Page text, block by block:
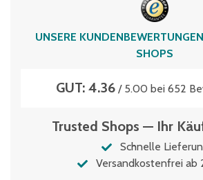
SLD86421K
145 Liter
auf Anfrage
UNSERE
SHOPS
GUT: 4.36/ 5.00 bei 652
Trusted Shops — Ihr
Schnelle
Versandkostenfrei